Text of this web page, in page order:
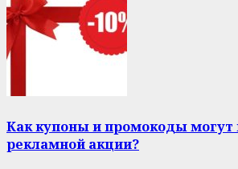
Как купоны и промокоды могут
рекламной акции?